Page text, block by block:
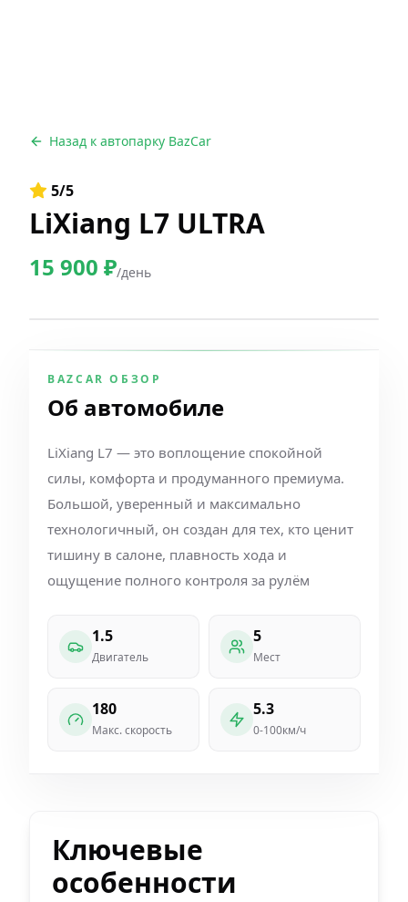
Назад к автопарку BazCar
5/5
LiXiang L7 ULTRA
15 900 ₽/день
BAZCAR ОБЗОР
Об автомобиле
LiXiang L7 — это воплощение спокойной
силы, комфорта и продуманного премиума.
Большой, уверенный и максимально
технологичный, он создан для тех, кто ценит
тишину в салоне, плавность хода и
ощущение полного контроля за рулём
1.5
Двигатель
5
Мест
180
Макс. скорость
5.3
0-100км/ч
Ключевые
особенности